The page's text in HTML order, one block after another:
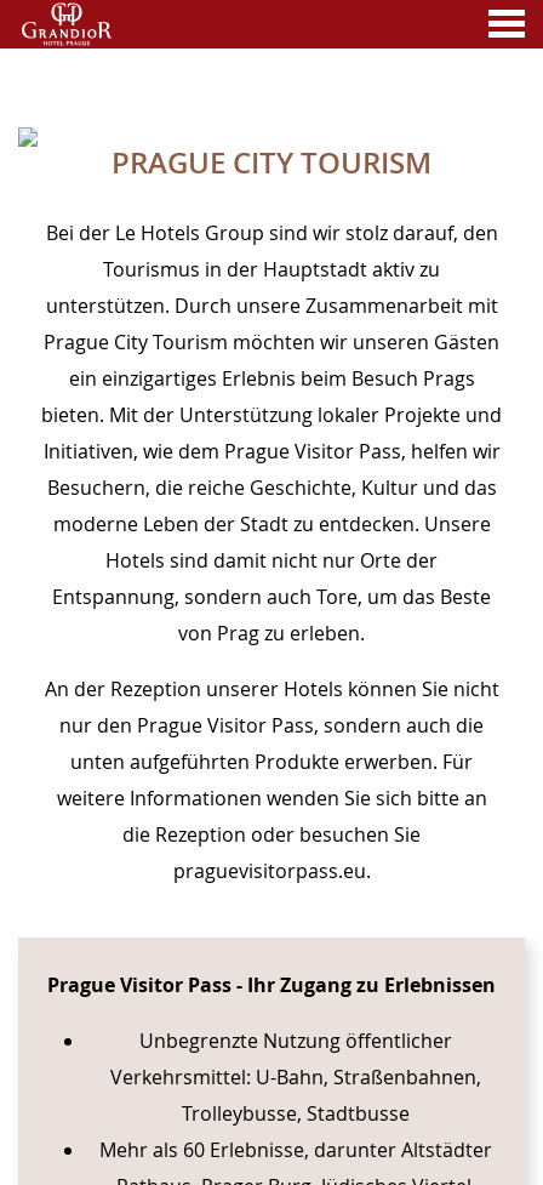
PRAGUE CITY TOURISM
Bei der Le Hotels Group sind wir stolz darauf, den
Tourismus in der Hauptstadt aktiv zu
unterstützen. Durch unsere Zusammenarbeit mit
Prague City Tourism möchten wir unseren Gästen
ein einzigartiges Erlebnis beim Besuch Prags
bieten. Mit der Unterstützung lokaler Projekte und
Initiativen, wie dem Prague Visitor Pass, helfen wir
Besuchern, die reiche Geschichte, Kultur und das
moderne Leben der Stadt zu entdecken. Unsere
Hotels sind damit nicht nur Orte der
Entspannung, sondern auch Tore, um das Beste
von Prag zu erleben.
An der Rezeption unserer Hotels können Sie nicht
nur den Prague Visitor Pass, sondern auch die
unten aufgeführten Produkte erwerben. Für
weitere Informationen wenden Sie sich bitte an
die Rezeption oder besuchen Sie
praguevisitorpass.eu.
Prague Visitor Pass - Ihr Zugang zu Erlebnissen
Unbegrenzte Nutzung öffentlicher
Verkehrsmittel: U-Bahn, Straßenbahnen,
Trolleybusse, Stadtbusse
Mehr als 60 Erlebnisse, darunter Altstädter